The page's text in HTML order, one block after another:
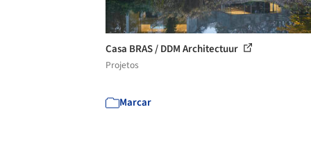
Casa BRAS / DDM Architectuur
Projetos
Marcar